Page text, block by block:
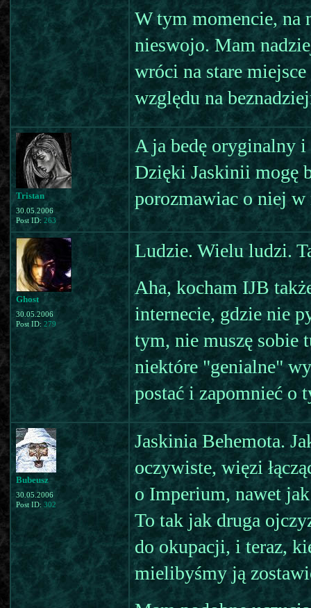
W tym momencie, na
nieswojo. Mam
wróci na stare
względu na
Tristan
30.05.2006
Post ID: 263
A ja bedę oryginalny
Dzięki Jaskinii mogę
porozmawiac o niej w
Ghost
30.05.2006
Post ID: 279
Ludzie. Wielu ludzi.
Aha, kocham IJB
internecie, gdzie nie
tym, nie muszę sobie
niektóre "genialne"
postać i zapomnieć o
Bubeusz
30.05.2006
Post ID: 302
Jaskinia Behemota.
oczywiste, więzi
o Imperium, nawet
To tak jak druga
do okupacji, i teraz,
mielibyśmy ją